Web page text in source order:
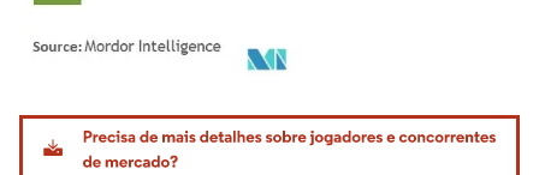
Imagem © Mordor Intelligence. O reuso requer atribuição conforme CC BY 4.0.